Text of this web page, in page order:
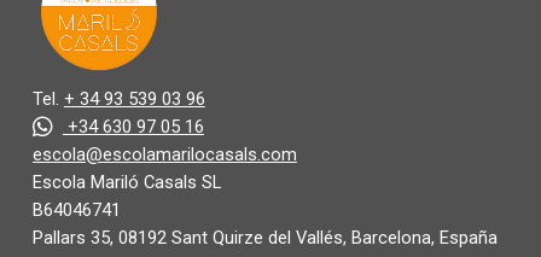
Tel. + 34 93 539 03 96
+34 630 97 05 16
escola@escolamarilocasals.com
Escola Mariló Casals SL
B64046741
Pallars 35, 08192 Sant Quirze del Vallés, Barcelona, España